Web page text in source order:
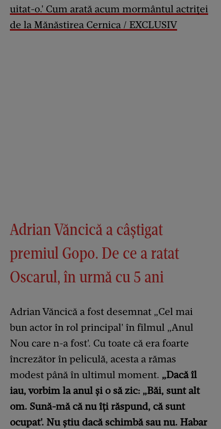
uitat-o.' Cum arată acum mormântul actriței
de la Mănăstirea Cernica / EXCLUSIV
Adrian Văncică a câștigat
premiul Gopo. De ce a ratat
Oscarul, în urmă cu 5 ani
Adrian Văncică a fost desemnat „Cel mai
bun actor în rol principal' în filmul „Anul
Nou care n-a fost'. Cu toate că era foarte
încrezător în peliculă, acesta a rămas
modest până în ultimul moment. „Dacă îl
iau, vorbim la anul și o să zic: „Băi, sunt alt
om. Sună-mă că nu îți răspund, că sunt
ocupat'. Nu știu dacă schimbă sau nu. Habar